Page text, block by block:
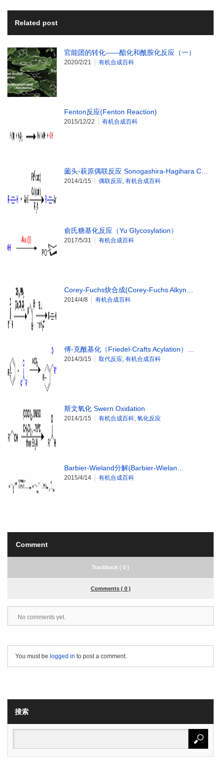
Related post
官能团的转化——酯化和酰胺化反应（一）
2020/2/21 有机合成百科
Fenton反应(Fenton Reaction)
2015/12/22 有机合成百科
薗头-萩原偶联反应 Sonogashira-Hagihara C…
2014/1/15 偶联反应 有机合成百科
俞氏糖基化反应（Yu Glycosylation）
2017/5/31 有机合成百科
Corey-Fuchs炔合成(Corey-Fuchs Alkyn…
2014/4/8 有机合成百科
傅-克酰基化（Friedel-Crafts Acylation）…
2014/3/15 取代反应 有机合成百科
斯文氧化 Swern Oxidation
2014/1/15 有机合成百科 氧化反应
Barbier-Wieland分解(Barbier-Wielan…
2015/4/14 有机合成百科
Comment
Trackback ( 0 )
Comments ( 0 )
No comments yet.
You must be logged in to post a comment.
搜索